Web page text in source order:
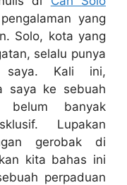
yang
Solo, kota yang
selalu punya
saya. Kali ini,
saya ke sebuah
belum banyak
Lupakan
gerobak di
kita bahas ini
perpaduan